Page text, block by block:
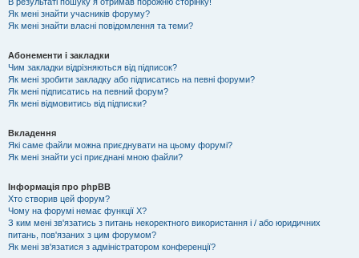
Як мені знайти учасників форуму?
Як мені знайти власні повідомлення та теми?
Абонементи і закладки
Чим закладки відрізняються від підписок?
Як мені зробити закладку або підписатись на певні форуми?
Як мені підписатись на певний форум?
Як мені відмовитись від підписки?
Вкладення
Які саме файли можна приєднувати на цьому форумі?
Як мені знайти усі приєднані мною файли?
Інформація про phpBB
Хто створив цей форум?
Чому на форумі немає функції X?
З ким мені зв'язатись з питань некоректного використання і / або юридичних
питань, пов'язаних з цим форумом?
Як мені зв'язатися з адміністратором конференції?